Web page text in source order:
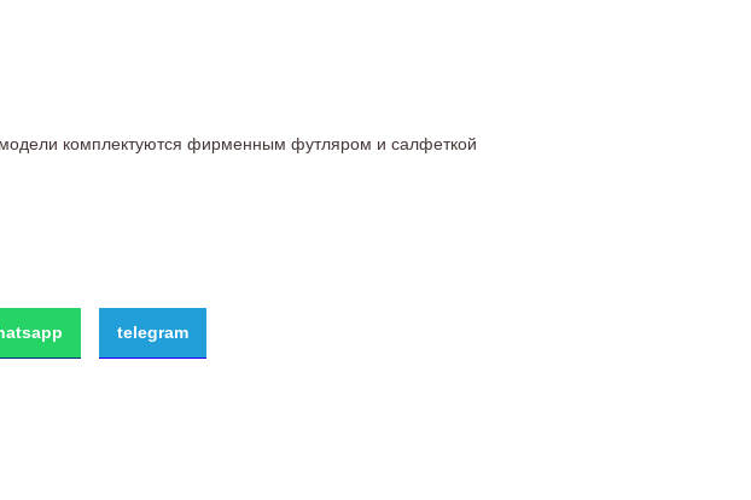
комплектуются фирменным футляром и салфеткой
telegram